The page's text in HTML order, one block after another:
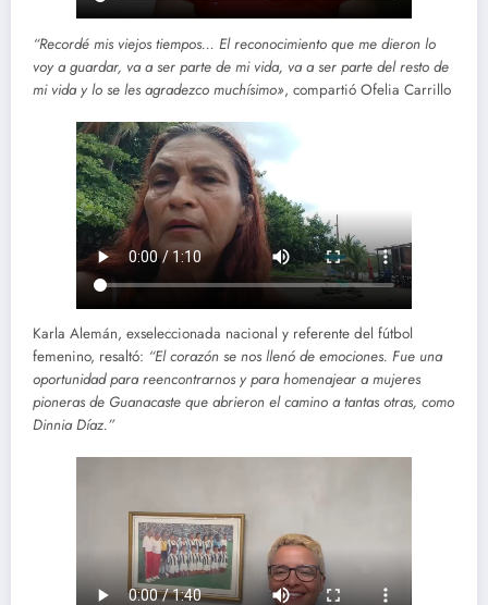
“Recordé mis viejos tiempos… El reconocimiento que me dieron lo
voy a guardar, va a ser parte de mi vida, va a ser parte del resto de
mi vida y lo se les agradezco muchísimo», compartió Ofelia Carrillo
Karla Alemán, exseleccionada nacional y referente del fútbol
femenino, resaltó: “El corazón se nos llenó de emociones. Fue una
oportunidad para reencontrarnos y para homenajear a mujeres
pioneras de Guanacaste que abrieron el camino a tantas otras, como
Dinnia Díaz.”